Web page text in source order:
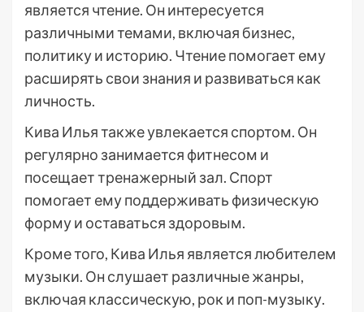
является чтение. Он интересуется
различными темами, включая бизнес,
политику и историю. Чтение помогает ему
расширять свои знания и развиваться как
личность.
Кива Илья также увлекается спортом. Он
регулярно занимается фитнесом и
посещает тренажерный зал. Спорт
помогает ему поддерживать физическую
форму и оставаться здоровым.
Кроме того, Кива Илья является любителем
музыки. Он слушает различные жанры,
включая классическую, рок и поп-музыку.